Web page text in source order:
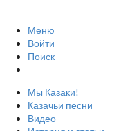
Меню
Войти
Поиск
Мы Казаки!
Казачьи песни
Видео